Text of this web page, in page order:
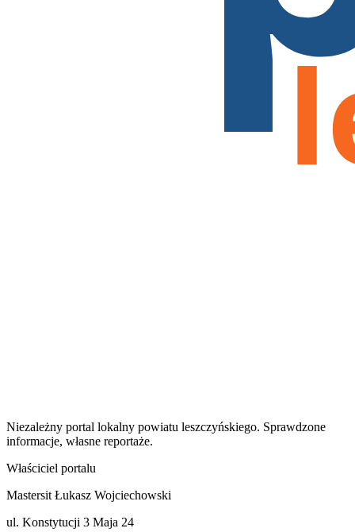
Niezależny portal lokalny powiatu leszczyńskiego. Sprawdzone
informacje, własne reportaże.
Właściciel portalu
Mastersit Łukasz Wojciechowski
ul. Konstytucji 3 Maja 24